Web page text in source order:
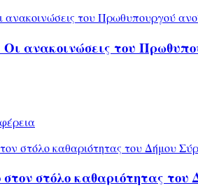
ανακοινώσεις του
στόλο καθαριότητας